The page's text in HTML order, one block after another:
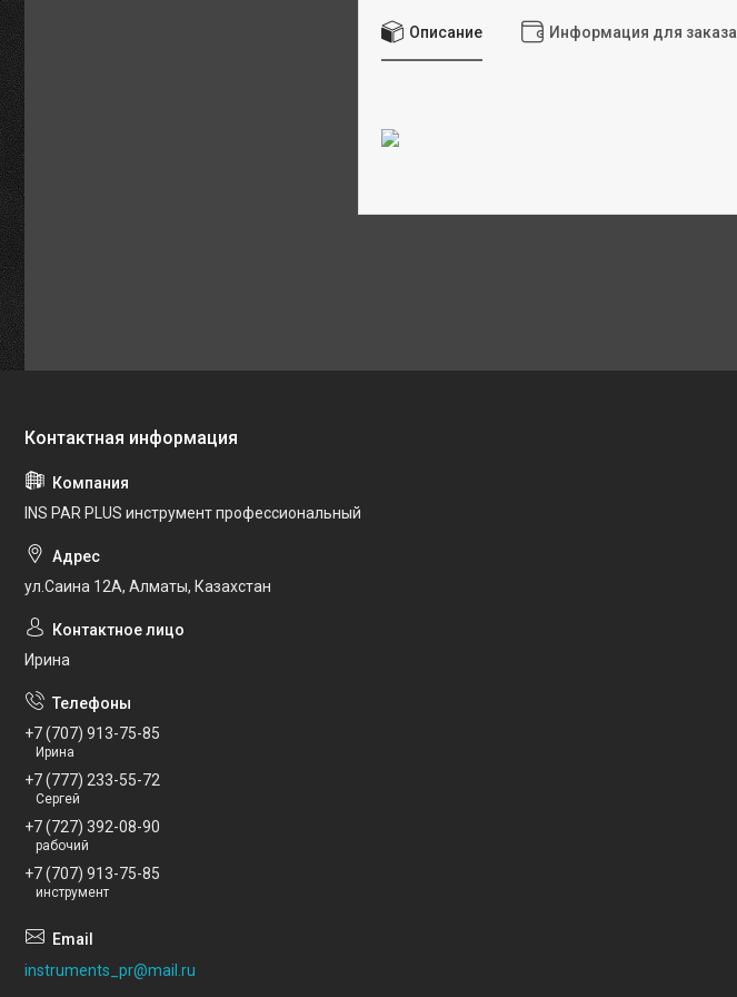
Описание Информация для заказа
INS PAR PLUS инструмент профессиональный
ул.Саина 12А, Алматы, Казахстан
Ирина
+7 (707) 913-75-85
Ирина
+7 (777) 233-55-72
Сергей
+7 (727) 392-08-90
рабочий
+7 (707) 913-75-85
инструмент
instruments_pr@mail.ru